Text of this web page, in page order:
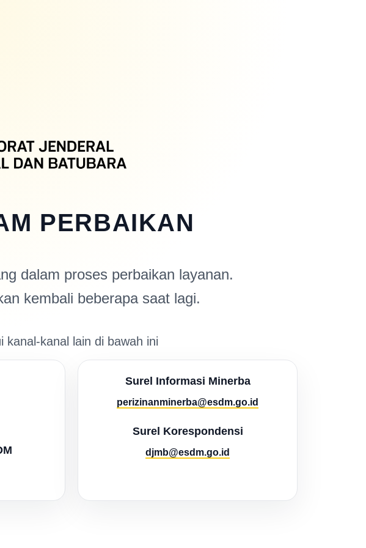
PERBAIKAN
dalam proses perbaikan layanan.
kembali beberapa saat lagi.
kanal-kanal lain di bawah ini
Surel Informasi Minerba
perizinanminerba@esdm.go.id
Surel Korespondensi
djmb@esdm.go.id